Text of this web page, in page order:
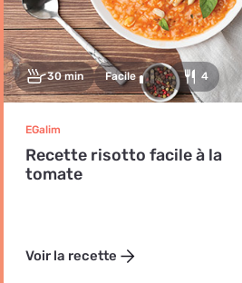
30 min Facile 4
EGalim
Recette risotto facile à la
tomate
Voir la recette